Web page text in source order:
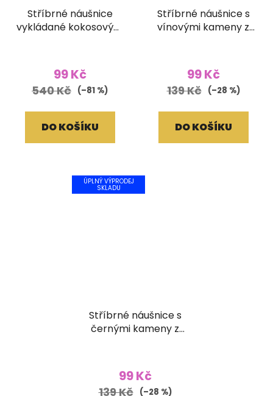
Stříbrné náušnice
vykládané kokosovým
99 Kč
540 Kč (–81 %)
DO KOŠÍKU
Stříbrné náušnice s
vínovými kameny z
99 Kč
139 Kč (–28 %)
DO KOŠÍKU
ÚPLNÝ VÝPRODEJ
SKLADU
Stříbrné náušnice s
černými kameny z
99 Kč
139 Kč (–28 %)